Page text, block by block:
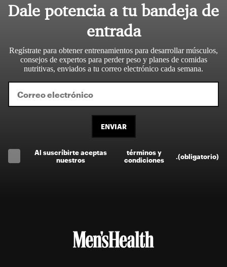
Dale potencia a tu bandeja de
entrada
Regístrate para obtener entrenamientos para desarrollar músculos,
consejos de expertos para perder peso y planes de comidas
nutritivas, enviados a tu correo electrónico cada semana.
ENVIAR
Al suscríbirte aceptas
nuestros
términos y
condiciones
(obligatorio)